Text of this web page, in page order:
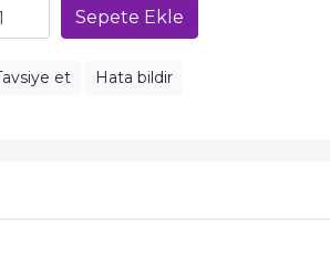
Sepete Ekle
et Hata bildir